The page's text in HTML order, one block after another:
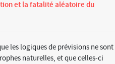
et la fatalité aléatoire du
les logiques de prévisions ne sont
naturelles, et que celles-ci